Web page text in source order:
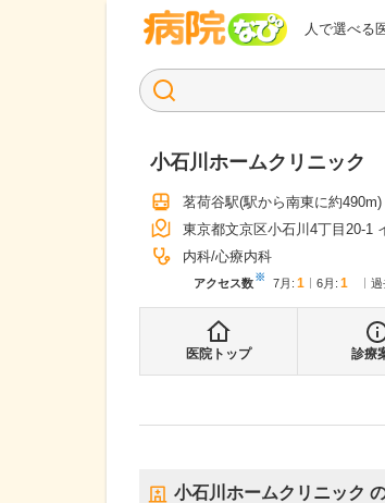
人で選べる
病院なび
小石川ホームクリニック
茗荷谷駅(駅から南東に約490m)
東京都文京区小石川4丁目20-1
内科 心療内科
アクセス数※ 7月 : 1 6月 : 1 過
医院トップ 診療
小石川ホームクリニック